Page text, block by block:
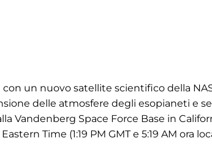
con un nuovo satellite scientifico della
delle atmosfere degli esopianeti e
Vandenberg Space Force Base in
Time (1:19 PM GMT e 5:19 AM ora